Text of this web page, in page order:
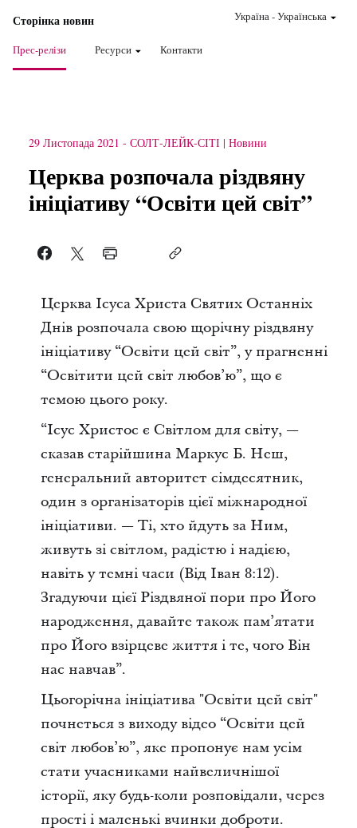
Сторінка новин
Прес-релізи Ресурси Контакти
Україна-Українська
29 Листопада 2021 - СОЛТ-ЛЕЙК-СІТІ Новини
Церква розпочала різдвяну
ініціативу “Освіти цей світ”
Церква Ісуса Христа Святих Останніх
Днів розпочала свою щорічну різдвяну
ініціативу “Освіти цей світ”, у прагненні
“Освітити цей світ любов’ю”, що є
темою цього року.
“Ісус Христос є Світлом для світу, —
сказав старійшина Маркус Б. Неш,
генеральний авторитет сімдесятник,
один з організаторів цієї міжнародної
ініціативи. — Ті, хто йдуть за Ним,
живуть зі світлом, радістю і надією,
навіть у темні часи (Від Іван 8:12).
Згадуючи цієї Різдвяної пори про Його
народження, давайте також пам’ятати
про Його взірцеве життя і те, чого Він
нас навчав”.
Цьогорічна ініціатива "Освіти цей світ"
почнеться з виходу відео “Освіти цей
світ любов’ю”, яке пропонує нам усім
стати учасниками найвеличнішої
історії, яку будь-коли розповідали, через
прості і маленькі вчинки доброти.